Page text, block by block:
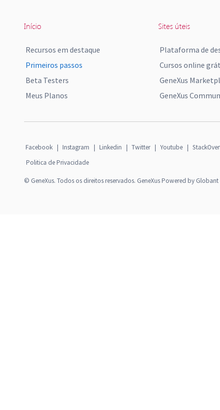
Início
Recursos em destaque
Primeiros passos
Beta Testers
Meus Planos
Sites úteis
Plataforma de
Cursos online
GeneXus
GeneXus
Facebook | Instagram | Linkedin | Twitter | Youtube |
Politica de Privacidade
© GeneXus. Todos os direitos reservados. GeneXus Powered by Globant